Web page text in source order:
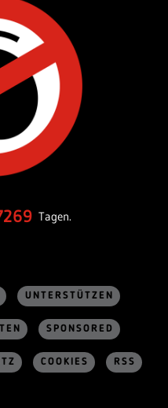
Tagen.
UNTERSTÜTZEN
SPONSORED
COOKIES RSS